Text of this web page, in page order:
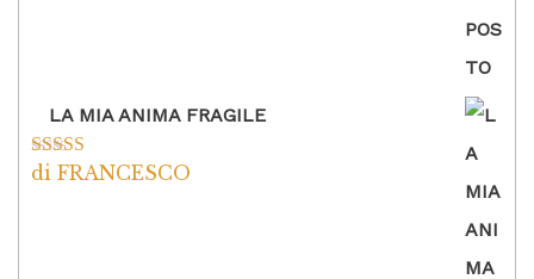
LA MIA ANIMA FRAGILE
Valutato5su
di FRANCESCO